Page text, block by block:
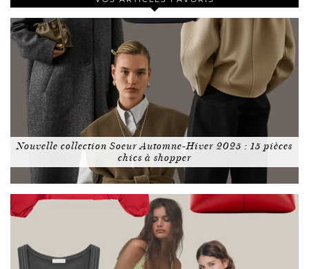
Nouvelle collection Soeur Automne-Hiver 2025 : 15 pièces
chics à shopper